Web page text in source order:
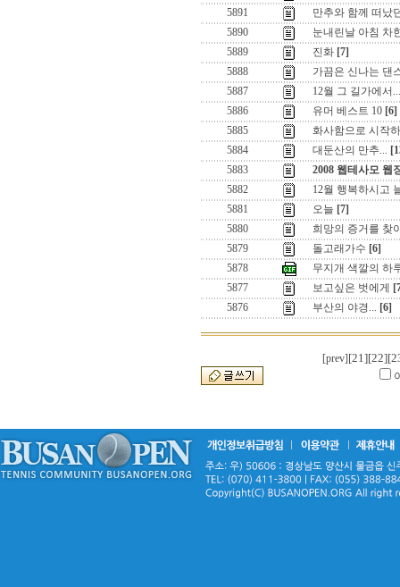
5891
만추와 함께 떠났
5890
눈내린날 아침 차
5889
진화 [7]
5888
가끔은 신나는 댄
5887
12월 그 길가에서...
5886
유머 베스트 10 [6]
5885
화사함으로 시작
5884
대둔산의 만추...
5883
2008 웹테사모 웹
5882
12월 행복하시고
5881
오늘 [7]
5880
희망의 증거를 찾
5879
돌고래가수 [6]
5878
무지개 색깔의 하
5877
보고싶은 벗에게
5876
부산의 야경... [6]
[prev] [21][22]